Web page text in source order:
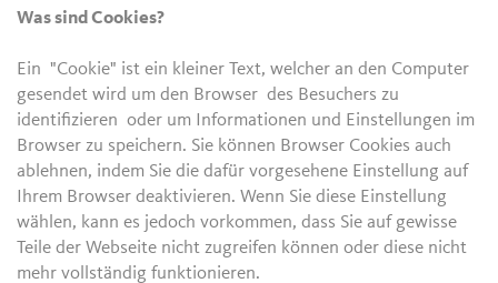
Was sind Cookies?
Ein "Cookie" ist ein kleiner Text, welcher an den Computer
gesendet wird um den Browser des Besuchers zu
identifizieren oder um Informationen und Einstellungen im
Browser zu speichern. Sie können Browser Cookies auch
ablehnen, indem Sie die dafür vorgesehene Einstellung auf
Ihrem Browser deaktivieren. Wenn Sie diese Einstellung
wählen, kann es jedoch vorkommen, dass Sie auf gewisse
Teile der Webseite nicht zugreifen können oder diese nicht
mehr vollständig funktionieren.